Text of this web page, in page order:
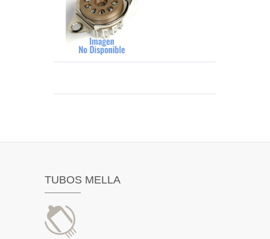
TUBOS MELLA